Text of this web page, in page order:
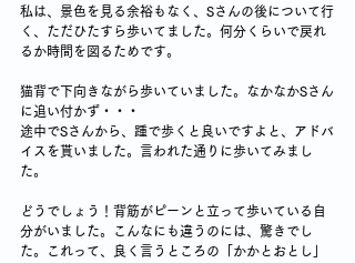
私は、景色を見る余裕もなく、Sさんの後について行
く、ただひたすら歩いてました。何分くらいで戻れ
るか時間を図るためです。
猫背で下向きながら歩いていました。なかなかSさん
に追い付かず・・・
途中でSさんから、踵で歩くと良いですよと、アドバ
イスを貰いました。言われた通りに歩いてみまし
た。
どうでしょう！背筋がピーンと立って歩いている自
分がいました。こんなにも違うのには、驚きでし
た。これって、良く言うところの「かかとおとし」